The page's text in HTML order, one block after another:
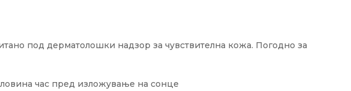
под дерматолошки надзор за чувствителна кожа. Погодно за
час пред изложување на сонце